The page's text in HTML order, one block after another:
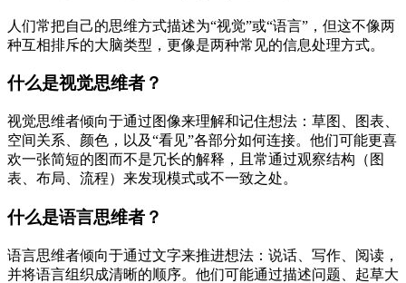
人们常把自己的思维方式描述为“视觉”或“语言”，但这不像两
种互相排斥的大脑类型，更像是两种常见的信息处理方式。
什么是视觉思维者？
视觉思维者倾向于通过图像来理解和记住想法：草图、图表、
空间关系、颜色，以及“看见”各部分如何连接。他们可能更喜
欢一张简短的图而不是冗长的解释，且常通过观察结构（图
表、布局、流程）来发现模式或不一致之处。
什么是语言思维者？
语言思维者倾向于通过文字来推进想法：说话、写作、阅读，
并将语言组织成清晰的顺序。他们可能通过描述问题、起草大